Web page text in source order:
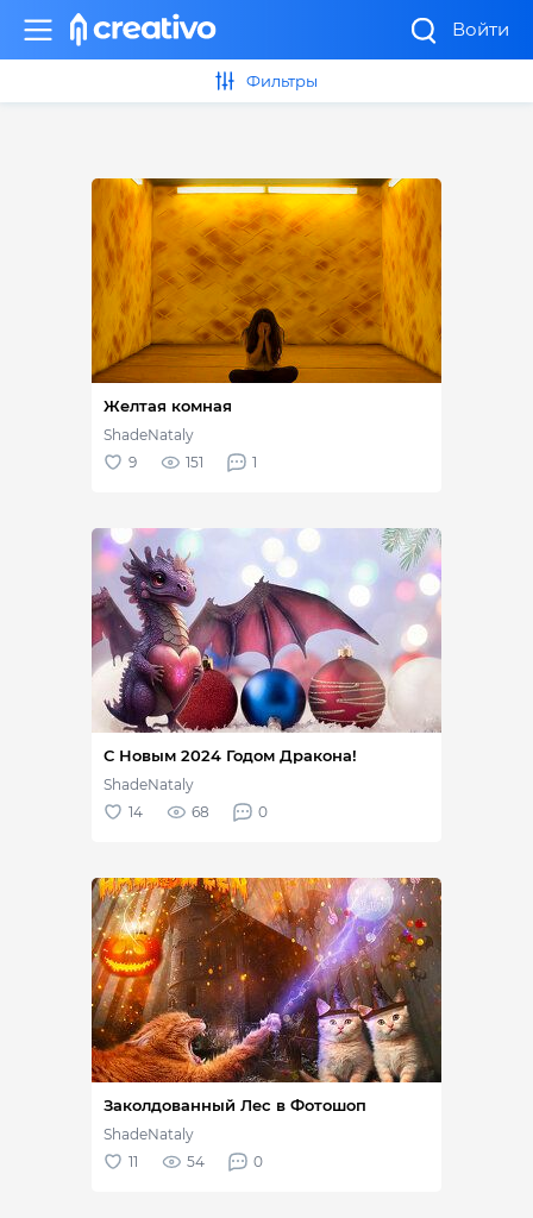
Войти
Фильтры